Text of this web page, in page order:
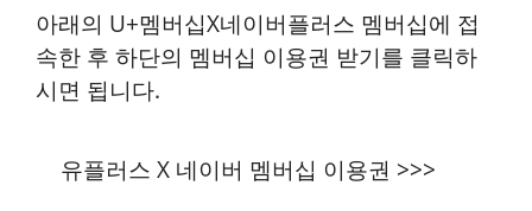
아래의 U+멤버십X네이버플러스 멤버십에 접
속한 후 하단의 멤버십 이용권 받기를 클릭하
시면 됩니다.
유플러스 X 네이버 멤버십 이용권 >>>